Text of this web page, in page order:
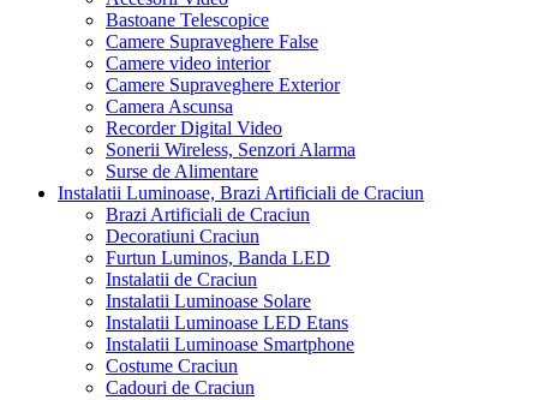
Bastoane Telescopice
Camere Supraveghere False
Camere video interior
Camere Supraveghere Exterior
Camera Ascunsa
Recorder Digital Video
Sonerii Wireless, Senzori Alarma
Surse de Alimentare
Instalatii Luminoase, Brazi Artificiali de Craciun
Brazi Artificiali de Craciun
Decoratiuni Craciun
Furtun Luminos, Banda LED
Instalatii de Craciun
Instalatii Luminoase Solare
Instalatii Luminoase LED Etans
Instalatii Luminoase Smartphone
Costume Craciun
Cadouri de Craciun